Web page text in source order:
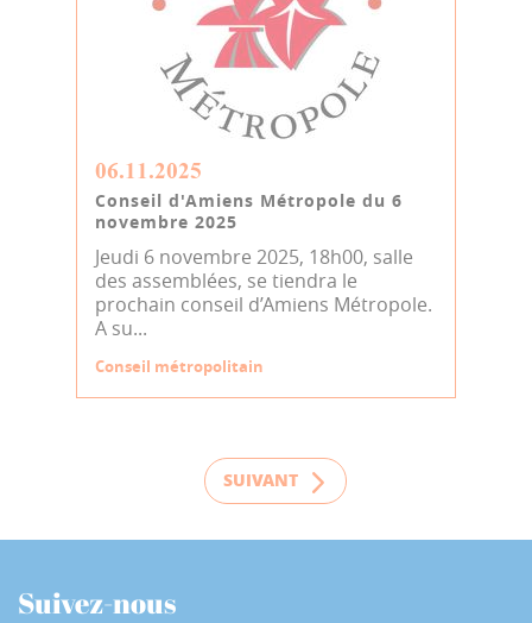
06.11.2025
Conseil d'Amiens Métropole du 6
novembre 2025
Jeudi 6 novembre 2025, 18h00, salle
des assemblées, se tiendra le
prochain conseil d’Amiens Métropole.
A su...
Conseil métropolitain
SUIVANT
Suivez-nous